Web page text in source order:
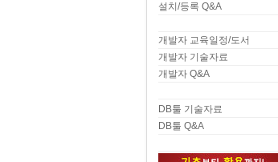
설치/등록 Q&A
개발자 교육일정/도서
개발자 기술자료
개발자 Q&A
DB툴 기술자료
DB툴 Q&A